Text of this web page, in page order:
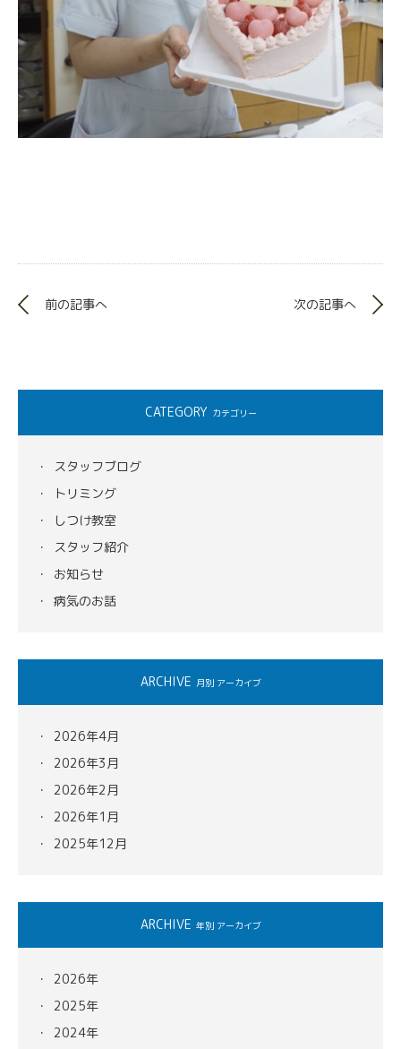
前の記事へ 次の記事へ
CATEGORY カテゴリー
スタッフブログ
トリミング
しつけ教室
スタッフ紹介
お知らせ
病気のお話
ARCHIVE 月別 アーカイブ
2026年4月
2026年3月
2026年2月
2026年1月
2025年12月
ARCHIVE 年別 アーカイブ
2026年
2025年
2024年